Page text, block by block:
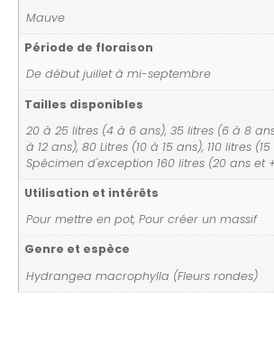
Mauve
Période de floraison
De début juillet à mi-septembre
Tailles disponibles
20 à 25 litres (4 à 6 ans), 35 litres (6 à 8
à 12 ans), 80 Litres (10 à 15 ans), 110 litres
Spécimen d'exception 160 litres (20 ans et
Utilisation et intérêts
Pour mettre en pot, Pour créer un massif
Genre et espèce
Hydrangea macrophylla (Fleurs rondes)